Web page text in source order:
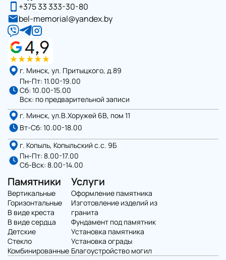
+375 33 333-30-80
bel-memorial@yandex.by
Памятники
Вертикальные
Горизонтальные
В виде креста
В виде сердца
Детские
Стекло
Комбинированные
Услуги
Оформление памятника
Изготовление изделий из
гранита
Фундамент под памятник
Установка памятника
Установка ограды
Благоустройство могил
г. Минск, ул. Притыцкого, д.89
Пн-Пт: 11.00-19.00
Сб: 10.00-15.00
Вск: по предварительной записи
г. Минск, ул.В.Хоружей 6В, пом 11
Вт-Сб: 10.00-18.00
г. Копыль, Копыльский с.с. 9Б
Пн-Пт: 8.00-17.00
Сб-Вск: 8.00-14.00